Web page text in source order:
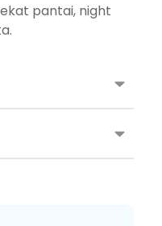
pantai, night